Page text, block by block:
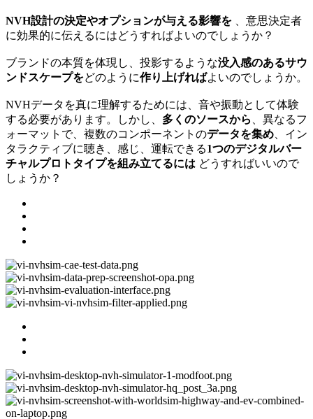
NVH設計の決定やオプションが与える影響を
、意思決定者
に効果的に伝えるにはどうすればよいのでしょうか？
ブランドの本質を体現し、投影するような没入感のあるサウ
ンドスケープをどのように作り上げればよいのでしょうか。
NVHデータを真に理解するためには、音や振動として体験
する必要があります。しかし、 多くのソースから
、異なるフ
ォーマットで、複数のコンポーネントのデータを集め 、イン
タラクティブに聴き、感じ、運転できる1つのデジタルバー
チャルプロトタイプを組み立てるには どうすればいいので
しょうか？